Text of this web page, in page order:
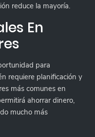
reduce la mayoría.
En
para
requiere planificación y
más comunes en
ahorrar dinero,
mucho más